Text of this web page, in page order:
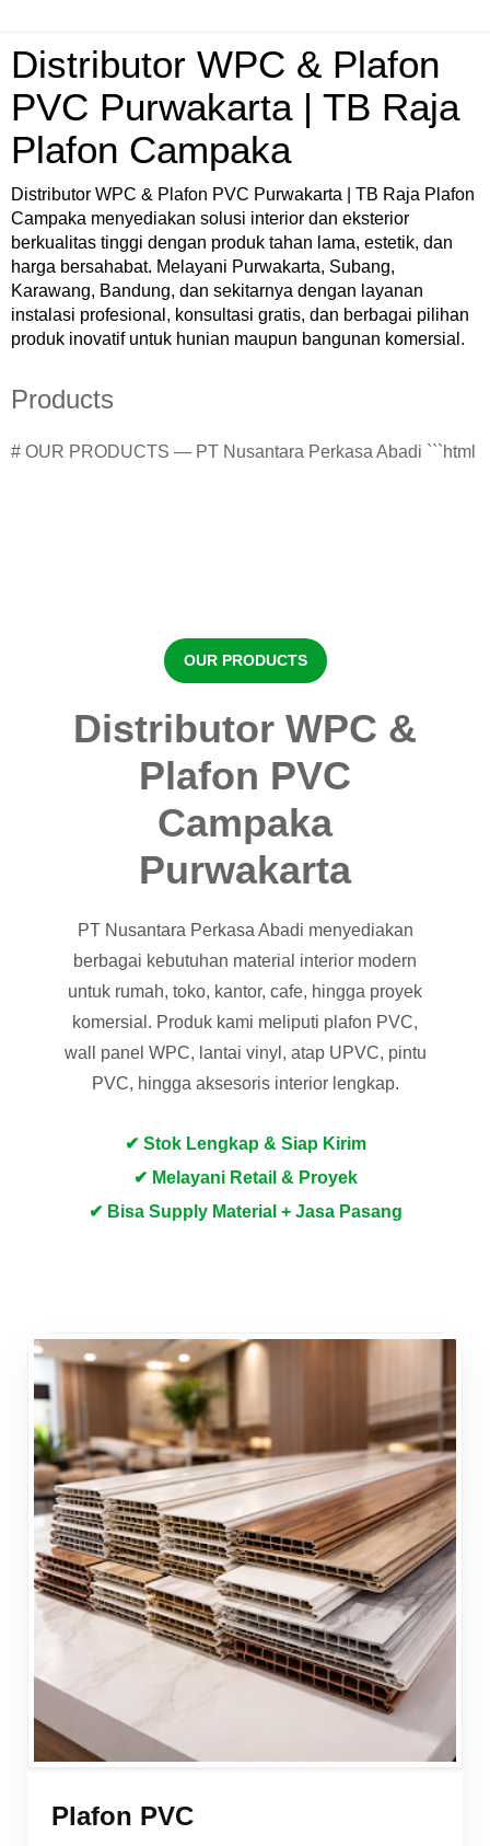
Distributor WPC & Plafon
PVC Purwakarta | TB Raja
Plafon Campaka
Distributor WPC & Plafon PVC Purwakarta | TB Raja Plafon
Campaka menyediakan solusi interior dan eksterior
berkualitas tinggi dengan produk tahan lama, estetik, dan
harga bersahabat. Melayani Purwakarta, Subang,
Karawang, Bandung, dan sekitarnya dengan layanan
instalasi profesional, konsultasi gratis, dan berbagai pilihan
produk inovatif untuk hunian maupun bangunan komersial.
Products
# OUR PRODUCTS — PT Nusantara Perkasa Abadi ```html
OUR PRODUCTS
Distributor WPC &
Plafon PVC
Campaka
Purwakarta
PT Nusantara Perkasa Abadi menyediakan
berbagai kebutuhan material interior modern
untuk rumah, toko, kantor, cafe, hingga proyek
komersial. Produk kami meliputi plafon PVC,
wall panel WPC, lantai vinyl, atap UPVC, pintu
PVC, hingga aksesoris interior lengkap.
✔ Stok Lengkap & Siap Kirim
✔ Melayani Retail & Proyek
✔ Bisa Supply Material + Jasa Pasang
Plafon PVC